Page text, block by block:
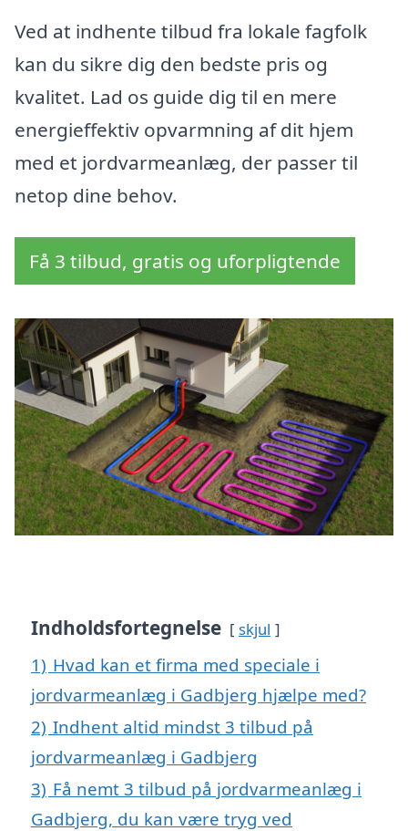
Ved at indhente tilbud fra lokale fagfolk
kan du sikre dig den bedste pris og
kvalitet. Lad os guide dig til en mere
energieffektiv opvarmning af dit hjem
med et jordvarmeanlæg, der passer til
netop dine behov.
Få 3 tilbud, gratis og uforpligtende
Indholdsfortegnelse skjul
1) Hvad kan et firma med speciale i
jordvarmeanlæg i Gadbjerg hjælpe med?
2) Indhent altid mindst 3 tilbud på
jordvarmeanlæg i Gadbjerg
3) Få nemt 3 tilbud på jordvarmeanlæg i
Gadbjerg, du kan være tryg ved